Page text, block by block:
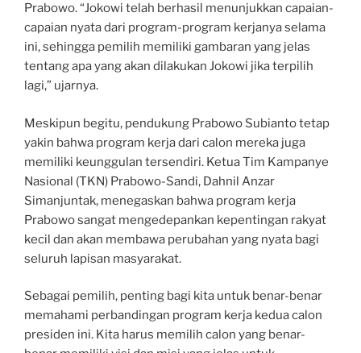
Prabowo. “Jokowi telah berhasil menunjukkan capaian-
capaian nyata dari program-program kerjanya selama
ini, sehingga pemilih memiliki gambaran yang jelas
tentang apa yang akan dilakukan Jokowi jika terpilih
lagi,” ujarnya.
Meskipun begitu, pendukung Prabowo Subianto tetap
yakin bahwa program kerja dari calon mereka juga
memiliki keunggulan tersendiri. Ketua Tim Kampanye
Nasional (TKN) Prabowo-Sandi, Dahnil Anzar
Simanjuntak, menegaskan bahwa program kerja
Prabowo sangat mengedepankan kepentingan rakyat
kecil dan akan membawa perubahan yang nyata bagi
seluruh lapisan masyarakat.
Sebagai pemilih, penting bagi kita untuk benar-benar
memahami perbandingan program kerja kedua calon
presiden ini. Kita harus memilih calon yang benar-